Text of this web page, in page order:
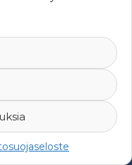
ry -Yksityisyys ja
Mediaani